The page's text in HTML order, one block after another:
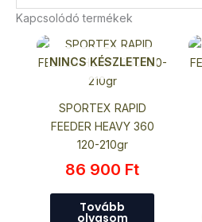
Kapcsolódó termékek
NINCS KÉSZLETEN
SPORTEX RAPID
FEEDER HEAVY 360
120-210gr
86 900 Ft
Tovább
olvasom